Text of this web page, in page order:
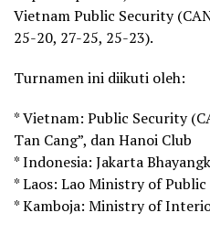
Vietnam Public Security
25-20, 27-25, 25-23).
Turnamen ini diikuti oleh:
* Vietnam: Public Security
Tan Cang”, dan Hanoi Club
* Indonesia: Jakarta
* Laos: Lao Ministry of
* Kamboja: Ministry of